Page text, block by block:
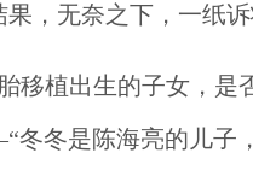
，无奈之下，一纸
移植出生的子女，
冬是陈海亮的儿子